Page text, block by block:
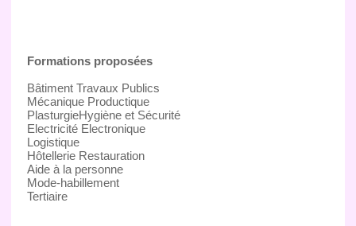
Formations proposées
Bâtiment Travaux Publics
Mécanique Productique
PlasturgieHygiène et Sécurité
Electricité Electronique
Logistique
Hôtellerie Restauration
Aide à la personne
Mode-habillement
Tertiaire